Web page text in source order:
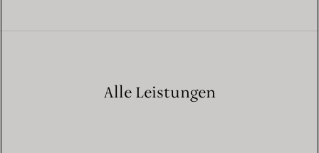
Alle Leistungen